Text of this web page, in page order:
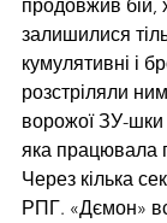
продовжив бій,
залишилися
кумулятивні і
розстріляли
ворожої ЗУ-шки
яка працювала
Через кілька
РПГ. «Дємон»